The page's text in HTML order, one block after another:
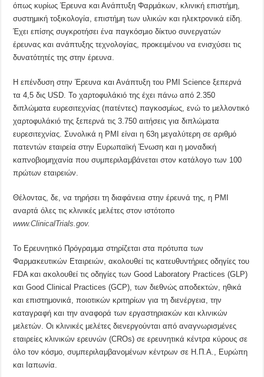
όπως κυρίως Έρευνα και Ανάπτυξη Φαρμάκων, κλινική επιστήμη,
συστημική τοξικολογία, επιστήμη των υλικών και ηλεκτρονικά είδη.
Έχει επίσης συγκροτήσει ένα παγκόσμιο δίκτυο συνεργατών
έρευνας και ανάπτυξης τεχνολογίας, προκειμένου να ενισχύσει τις
δυνατότητές της στην έρευνα.
Η επένδυση στην Έρευνα και Ανάπτυξη του ΡΜΙ Science ξεπερνά
τα 4,5 δις USD. Το χαρτοφυλάκιό της έχει πάνω από 2.350
διπλώματα ευρεσιτεχνίας (πατέντες) παγκοσμίως, ενώ το μελλοντικό
χαρτοφυλάκιό της ξεπερνά τις 3.750 αιτήσεις για διπλώματα
ευρεσιτεχνίας. Συνολικά η ΡΜΙ είναι η 63η μεγαλύτερη σε αριθμό
πατεντών εταιρεία στην Ευρωπαϊκή Ένωση και η μοναδική
καπνοβιομηχανία που συμπεριλαμβάνεται στον κατάλογο των 100
πρώτων εταιρειών.
Θέλοντας, δε, να τηρήσει τη διαφάνεια στην έρευνά της, η PMI
αναρτά όλες τις κλινικές μελέτες στον ιστότοπο
www.ClinicalTrials.gov.
Το Ερευνητικό Πρόγραμμα στηρίζεται στα πρότυπα των
Φαρμακευτικών Εταιρειών, ακολουθεί τις κατευθυντήριες οδηγίες του
FDA και ακολουθεί τις οδηγίες των Good Laboratory Practices (GLP)
και Good Clinical Practices (GCP), των διεθνώς αποδεκτών, ηθικά
και επιστημονικά, ποιοτικών κριτηρίων για τη διενέργεια, την
καταγραφή και την αναφορά των εργαστηριακών και κλινικών
μελετών. Οι κλινικές μελέτες διενεργούνται από αναγνωρισμένες
εταιρείες κλινικών ερευνών (CROs) σε ερευνητικά κέντρα κύρους σε
όλο τον κόσμο, συμπεριλαμβανομένων κέντρων σε Η.Π.Α., Ευρώπη
και Ιαπωνία.